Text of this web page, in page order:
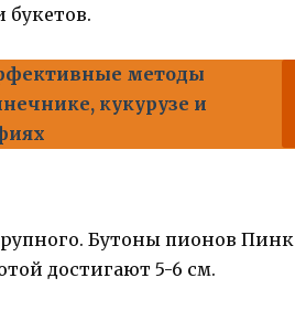
методы
кукурузе и
Бутоны пионов Пинк
достигают 5-6 см.